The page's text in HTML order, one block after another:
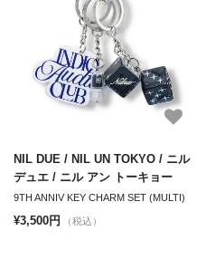
NIL DUE / NIL UN TOKYO / ニル
デュエ / ニル アン トーキョー
9TH ANNIV KEY CHARM SET (MULTI)
¥3,500円 （税込）